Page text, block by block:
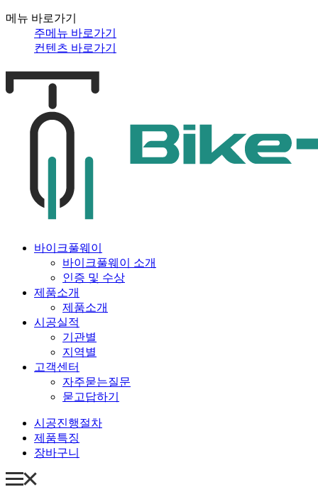
메뉴 바로가기
주메뉴 바로가기
컨텐츠 바로가기
바이크풀웨이
바이크풀웨이 소개
인증 및 수상
제품소개
제품소개
시공실적
기관별
지역별
고객센터
자주묻는질문
묻고답하기
시공진행절차
제품특징
장바구니